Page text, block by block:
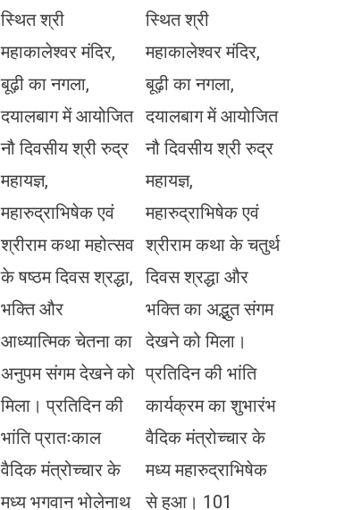
स्थित श्री
महाकालेश्वर मंदिर,
बूढ़ी का नगला,
दयालबाग में आयोजित
नौ दिवसीय श्री रुद्र
महायज्ञ,
महारुद्राभिषेक एवं
श्रीराम कथा महोत्सव
के षष्ठम दिवस श्रद्धा,
भक्ति और
आध्यात्मिक चेतना का
अनुपम संगम देखने को
मिला। प्रतिदिन की
भांति प्रातःकाल
वैदिक मंत्रोच्चार के
मध्य भगवान भोलेनाथ
स्थित श्री
महाकालेश्वर मंदिर,
बूढ़ी का नगला,
दयालबाग में आयोजित
नौ दिवसीय श्री रुद्र
महायज्ञ,
महारुद्राभिषेक एवं
श्रीराम कथा के चतुर्थ
दिवस श्रद्धा और
भक्ति का अद्भुत संगम
देखने को मिला।
प्रतिदिन की भांति
कार्यक्रम का शुभारंभ
वैदिक मंत्रोच्चार के
मध्य महारुद्राभिषेक
से हुआ। 101